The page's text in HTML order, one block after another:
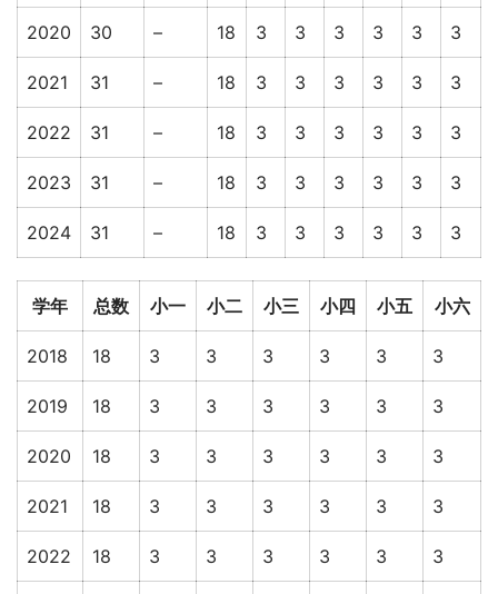
2020 30 – 18 3 3 3 3 3 3
2021 31 – 18 3 3 3 3 3 3
2022 31 – 18 3 3 3 3 3 3
2023 31 – 18 3 3 3 3 3 3
2024 31 – 18 3 3 3 3 3 3
学年 总数 小一 小二 小三 小四 小五 小六
2018 18 3 3 3 3 3 3
2019 18 3 3 3 3 3 3
2020 18 3 3 3 3 3 3
2021 18 3 3 3 3 3 3
2022 18 3 3 3 3 3 3